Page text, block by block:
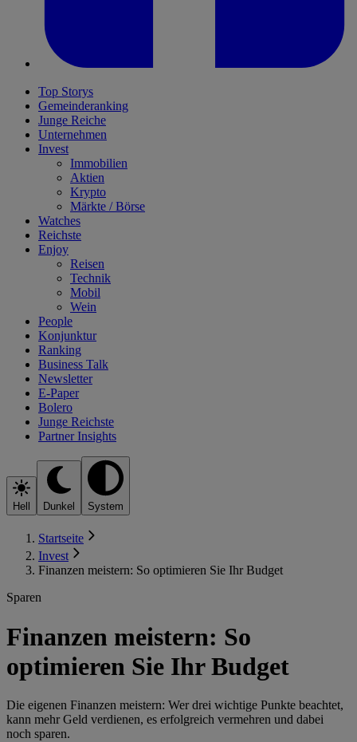
Top Storys
Gemeinderanking
Junge Reiche
Unternehmen
Invest
Immobilien
Aktien
Krypto
Märkte / Börse
Watches
Reichste
Enjoy
Reisen
Technik
Mobil
Wein
People
Konjunktur
Ranking
Business Talk
Newsletter
E-Paper
Bolero
Junge Reichste
Partner Insights
Hell Dunkel System
Startseite
Invest
Finanzen meistern: So optimieren Sie Ihr Budget
Sparen
Finanzen meistern: So
optimieren Sie Ihr Budget
Die eigenen Finanzen meistern: Wer drei wichtige Punkte beachtet,
kann mehr Geld verdienen, es erfolgreich vermehren und dabei
noch sparen.